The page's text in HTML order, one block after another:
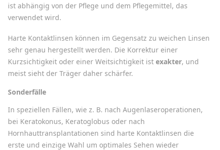
ist abhängig von der Pflege und dem Pflegemittel, das
verwendet wird.
Harte Kontaktlinsen können im Gegensatz zu weichen Linsen
sehr genau hergestellt werden. Die Korrektur einer
Kurzsichtigkeit oder einer Weitsichtigkeit ist exakter, und
meist sieht der Träger daher schärfer.
Sonderfälle
In speziellen Fällen, wie z. B. nach Augenlaseroperationen,
bei Keratokonus, Keratoglobus oder nach
Hornhauttransplantationen sind harte Kontaktlinsen die
erste und einzige Wahl um optimales Sehen wieder